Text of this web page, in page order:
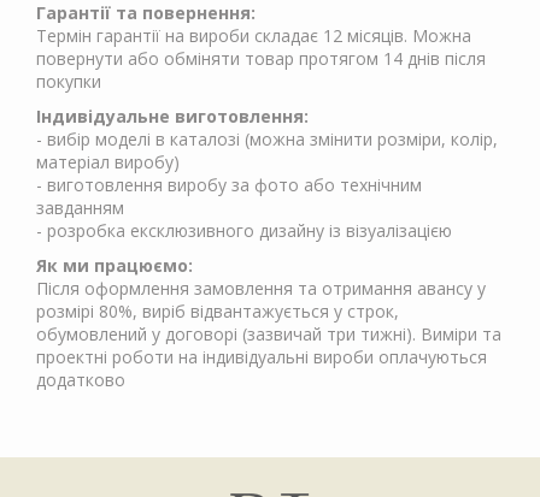
Гарантії та повернення:
Термін гарантії на вироби складає 12 місяців. Можна
повернути або обміняти товар протягом 14 днів після
покупки
Індивідуальне виготовлення:
- вибір моделі в каталозі (можна змінити розміри, колір,
матеріал виробу)
- виготовлення виробу за фото або технічним
завданням
- розробка ексклюзивного дизайну із візуалізацією
Як ми працюємо:
Після оформлення замовлення та отримання авансу у
розмірі 80%, виріб відвантажується у строк,
обумовлений у договорі (зазвичай три тижні). Виміри та
проектні роботи на індивідуальні вироби оплачуються
додатково